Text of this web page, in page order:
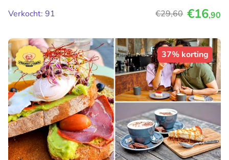
Verkocht: 91
€29,60 €16,90
37% korting